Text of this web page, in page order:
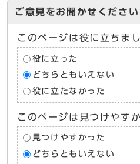
ご意見をお聞かせください
このページは役に立ちま
役に立った
どちらともいえない
役に立たなかった
このページは見つけやす
見つけやすかった
どちらともいえない